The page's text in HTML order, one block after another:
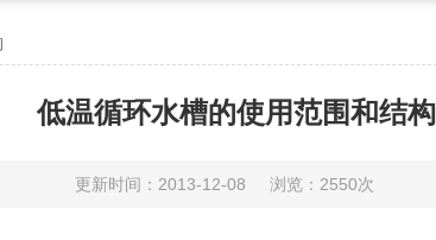
低温循环水槽的使用范围和结构
更新时间：2013-12-08 浏览：2550次